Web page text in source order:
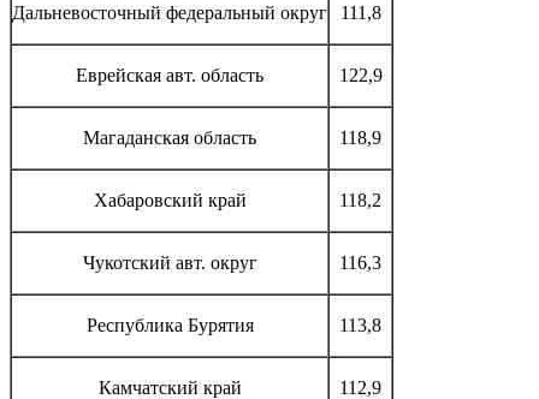
Дальневосточный федеральный округ 111,8
Еврейская авт. область 122,9
Магаданская область 118,9
Хабаровский край 118,2
Чукотский авт. округ 116,3
Республика Бурятия 113,8
Камчатский край 112,9